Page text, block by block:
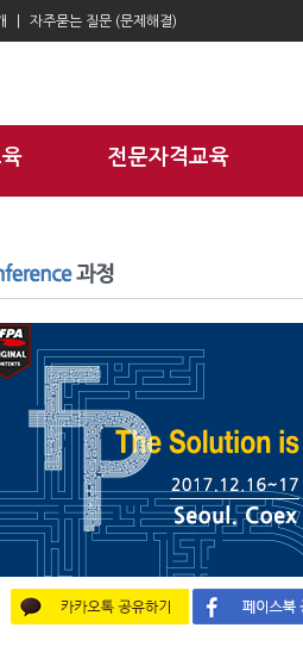
자주묻는 질문 (문제해결)
전문자격교육